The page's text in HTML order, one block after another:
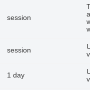
session
session
1 day